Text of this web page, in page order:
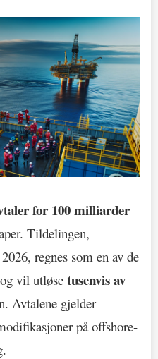
for 100 milliarder
Tildelingen,
regnes som en av de
vil utløsetusenvis av
Avtalene gjelder
på offshore-